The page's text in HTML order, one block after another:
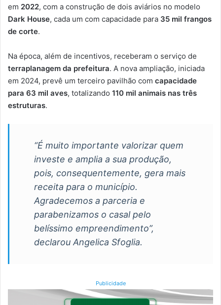
em 2022, com a construção de dois aviários no modelo
Dark House, cada um com capacidade para 35 mil frangos
de corte.
Na época, além de incentivos, receberam o serviço de
terraplanagem da prefeitura. A nova ampliação, iniciada
em 2024, prevê um terceiro pavilhão com capacidade
para 63 mil aves, totalizando 110 mil animais nas três
estruturas.
“É muito importante valorizar quem
investe e amplia a sua produção,
pois, consequentemente, gera mais
receita para o município.
Agradecemos a parceria e
parabenizamos o casal pelo
belíssimo empreendimento”,
declarou Angelica Sfoglia.
Publicidade